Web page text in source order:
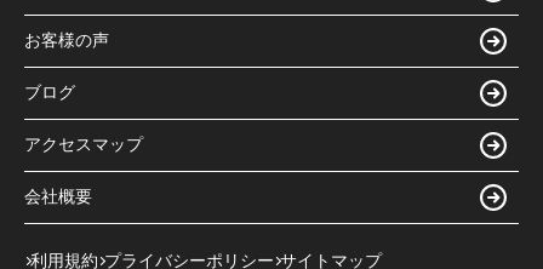
お客様の声
ブログ
アクセスマップ
会社概要
利用規約 プライバシーポリシー サイトマップ